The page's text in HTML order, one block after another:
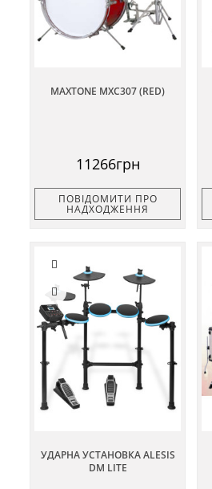
MAXTONE MXC307 (RED)
11266грн
ПОВІДОМИТИ ПРО
НАДХОДЖЕННЯ
УДАРНА УСТАНОВКА ALESIS
DM LITE